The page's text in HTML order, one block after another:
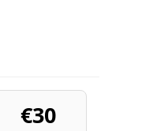
€30